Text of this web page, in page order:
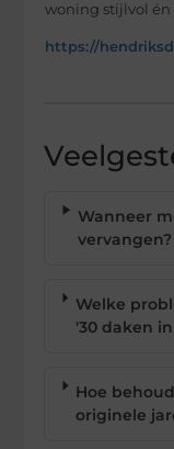
woning stijlvol
https://
Wanneer
vervangen?
Welke
'30 daken
Hoe
originele